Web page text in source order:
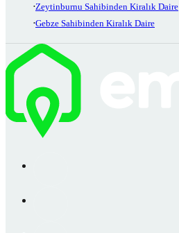
Zeytinburnu Sahibinden Kiralık Daire
Gebze Sahibinden Kiralık Daire